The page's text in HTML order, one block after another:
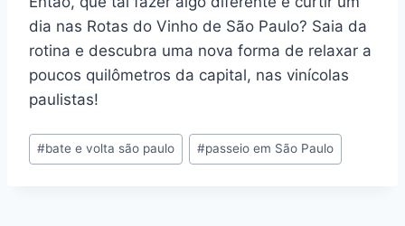
dia nas Rotas do Vinho de São Paulo? Saia da
rotina e descubra uma nova forma de relaxar a
poucos quilômetros da capital, nas vinícolas
paulistas!
Tags
do
#bate e volta são paulo #passeio em São Paulo